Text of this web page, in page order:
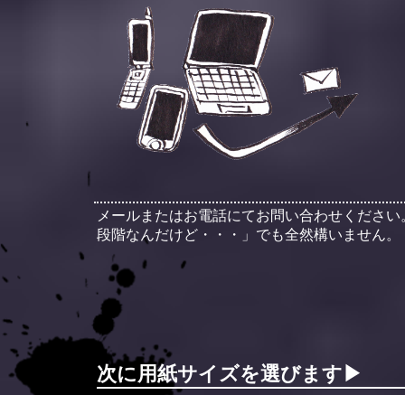
次に用紙サイズを選びます▶︎
メールまたはお電話にてお問い合わせくださ
段階なんだけど・・・」でも全然構いません。